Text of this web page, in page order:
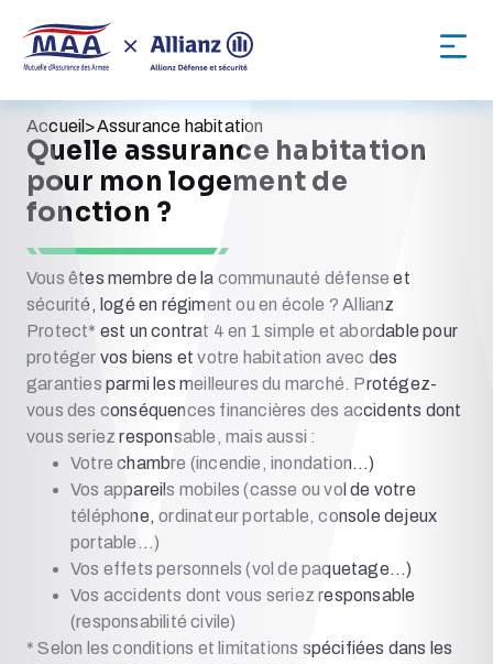
Accueil >Assurance habitation
Quelle assurance habitation
pour mon logement de
fonction ?
Vous êtes membre de la communauté défense et
sécurité, logé en régiment ou en école ? Allianz
Protect* est un contrat 4 en 1 simple et abordable pour
protéger vos biens et votre habitation avec des
garanties parmi les meilleures du marché. Protégez-
vous des conséquences financières des accidents dont
vous seriez responsable, mais aussi :
Votre chambre (incendie, inondation…)
Vos appareils mobiles (casse ou vol de votre
téléphone, ordinateur portable, console dejeux
portable…)
Vos effets personnels (vol de paquetage…)
Vos accidents dont vous seriez responsable
(responsabilité civile)
* Selon les conditions et limitations spécifiées dans les